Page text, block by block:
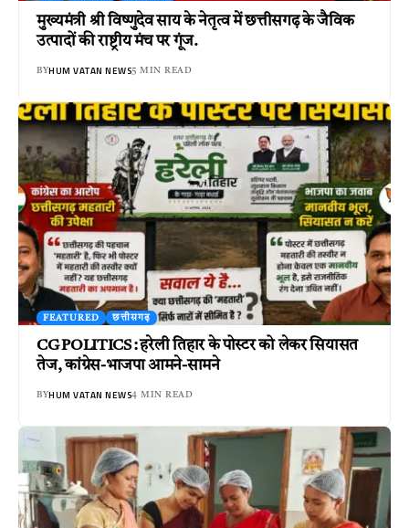
मुख्यमंत्री श्री विष्णुदेव साय के नेतृत्व में छत्तीसगढ़ के जैविक
उत्पादों की राष्ट्रीय मंच पर गूंज.
BYHUM VATAN NEWS5 MIN READ
FEATURED छत्तीसगढ़
CG POLITICS : हरेली तिहार के पोस्टर को लेकर सियासत
तेज, कांग्रेस-भाजपा आमने-सामने
BYHUM VATAN NEWS4 MIN READ